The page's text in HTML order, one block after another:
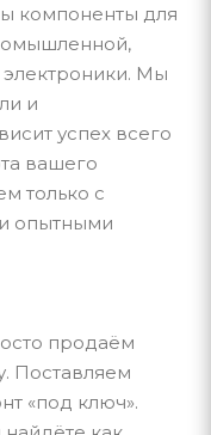
компоненты для
Мы
и
успех всего
вашего
только с
опытными
продаём
Поставляем
«под ключ».